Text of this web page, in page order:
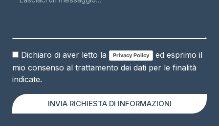
Dichiaro di aver letto la Privacy Policy
ed esprimo il
mio consenso al trattamento dei dati per le finalità
indicate.
INVIA RICHIESTA DI INFORMAZIONI